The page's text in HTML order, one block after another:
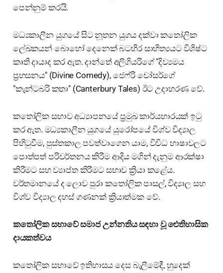
පෙන්නුම් කරයි.
මධ්‍යකාලීන යුගයේ සිට නූතන යුගය දක්වා කතෝලික
ලේඛකයන් බොහෝ දෙනෙක් බටහිර සාහිත්‍යයට විශිෂ්ට
කෘති දායාද කර ඇත. දාන්තේ අලිගියරිගේ "දිව්‍යමය
ප්‍රහසනය" (Divine Comedy), ජෙෆ්රි චෝසර්ගේ
"කැන්ටබරි කතා" (Canterbury Tales) ඊට උදාහරණ වේ.
කතෝලික සභාව අධ්‍යාපනයේ ප්‍රමුඛ කාර්යභාරයක් ඉටු
කර ඇත. මධ්‍යකාලීන යුගයේ යුරෝපයේ විශ්ව විද්‍යාල
පිහිටුවීම, පුස්තකාල පවත්වාගෙන යාම, විවිධ භාෂාවලට
පොත්පත් පරිවර්තනය කිරීම ආදිය මගින් දැනුම ආරක්ෂා
කිරීමට සහ ව්‍යාප්ත කිරීමට සභාව ක්‍රියා කළේය.
වර්තමානයේ ද ලොව පුරා කතෝලික පාසල්, විද්‍යාල සහ
විශ්ව විද්‍යාල දහස් ගණනක් ක්‍රියාත්මක වේ.
කතෝලික සභාවේ සමාජ උන්නතිය සඳහා වූ ඓතිහාසික
දායකත්වය
කතෝලික සභාවේ ඉතිහාසය දෙස බැලීමේදී, හුදෙක්